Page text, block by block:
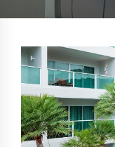
促销代码: